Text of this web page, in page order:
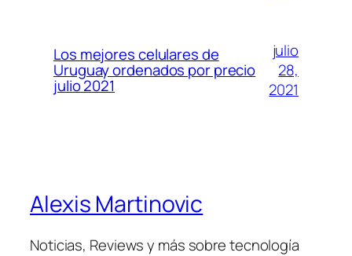
Los mejores celulares de
Uruguay ordenados por precio
julio 2021
julio
28,
2021
Alexis Martinovic
Noticias, Reviews y más sobre tecnología